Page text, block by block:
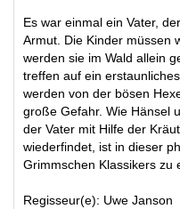
Es war einmal ein Vater,
Armut. Die Kinder müssen
werden sie im Wald allein
treffen auf ein
werden von der bösen
große Gefahr. Wie Hänsel
der Vater mit Hilfe der
wiederfindet, ist in dieser
Grimmschen Klassikers zu
Regisseur(e): Uwe Janson